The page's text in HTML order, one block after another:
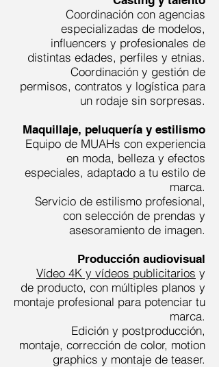
Coordinación con agencias
especializadas de modelos,
influencers y profesionales de
distintas edades, perfiles y etnias.
Coordinación y gestión de
permisos, contratos y logística para
un rodaje sin sorpresas.
Maquillaje, peluquería y estilismo
Equipo de MUAHs con experiencia
en moda, belleza y efectos
especiales, adaptado a tu estilo de
marca.
Servicio de estilismo profesional,
con selección de prendas y
asesoramiento de imagen.
Producción audiovisual
Vídeo 4K y vídeos publicitarios y
de producto, con múltiples planos y
montaje profesional para potenciar tu
marca.
Edición y postproducción,
montaje, corrección de color, motion
graphics y montaje de teaser.